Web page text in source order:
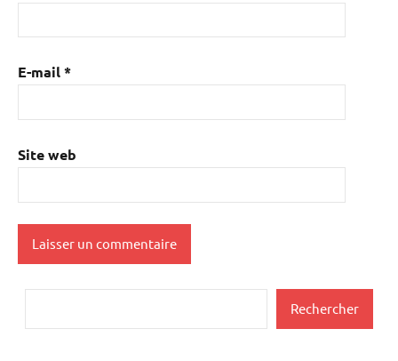
E-mail*
Site web
Rechercher